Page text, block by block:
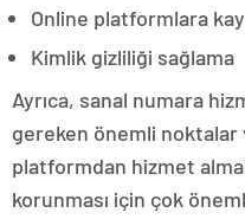
Online platformlara
Kimlik gizliliği sağlama
Ayrıca, sanal numara
gereken önemli noktalar
platformdan hizmet
korunması için çok